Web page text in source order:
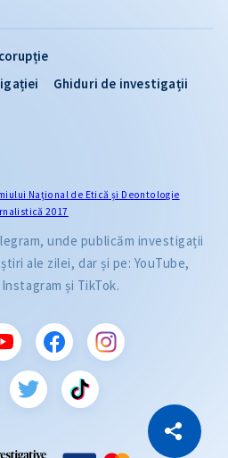
Copiază Link
Ghiduri de investigații
Naţional de Etică și Deontologie
2017
unde publicăm investigații
ale zilei, dar și pe: YouTube,
și TikTok.